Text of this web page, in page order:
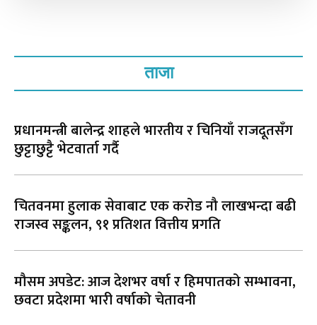
ताजा
प्रधानमन्त्री बालेन्द्र शाहले भारतीय र चिनियाँ राजदूतसँग
छुट्टाछुट्टै भेटवार्ता गर्दै
चितवनमा हुलाक सेवाबाट एक करोड नौ लाखभन्दा बढी
राजस्व सङ्कलन, ९१ प्रतिशत वित्तीय प्रगति
मौसम अपडेट: आज देशभर वर्षा र हिमपातको सम्भावना,
छवटा प्रदेशमा भारी वर्षाको चेतावनी